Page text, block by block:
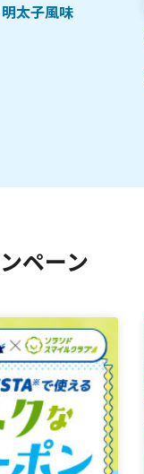
太子風味
ペーン